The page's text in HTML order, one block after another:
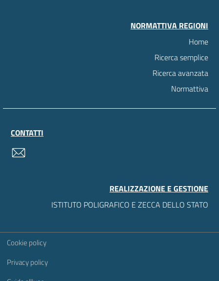
NORMATTIVA REGIONI
Home
Ricerca semplice
Ricerca avanzata
Normattiva
CONTATTI
REALIZZAZIONE E GESTIONE
ISTITUTO POLIGRAFICO E ZECCA DELLO STATO
Sezione Link Utili
Cookie policy
Privacy policy